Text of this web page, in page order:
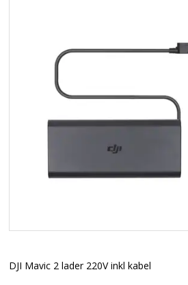
DJI Mavic 2 lader 220V inkl kabel